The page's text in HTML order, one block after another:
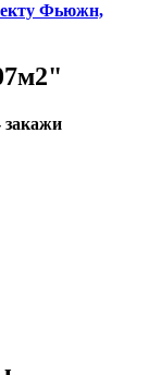
Фьюжн,
закажи